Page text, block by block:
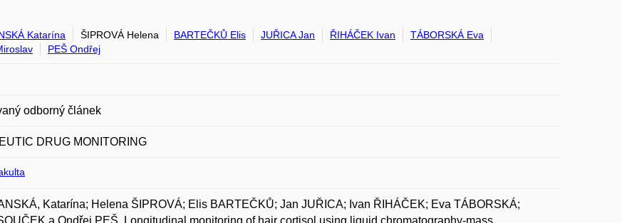
Katarína ŠIPROVÁ Helena BARTEČKŮ Elis JUŘICA Jan ŘIHÁČEK Ivan
TÁBORSKÁ Eva
PEŠ Ondřej
odborný článek
DRUG MONITORING
Katarína; Helena ŠIPROVÁ; Elis BARTEČKŮ; Jan JUŘICA; Ivan ŘIHÁČEK; Eva TÁBORSKÁ;
a Ondřej PEŠ. Longitudinal monitoring of hair cortisol using liquid chromatography-mass